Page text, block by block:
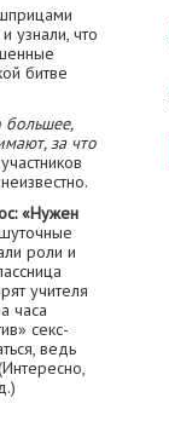
узнали, что
битве
большее,
за что
«Нужен
роли и
учителя
часа
секс-
ведь